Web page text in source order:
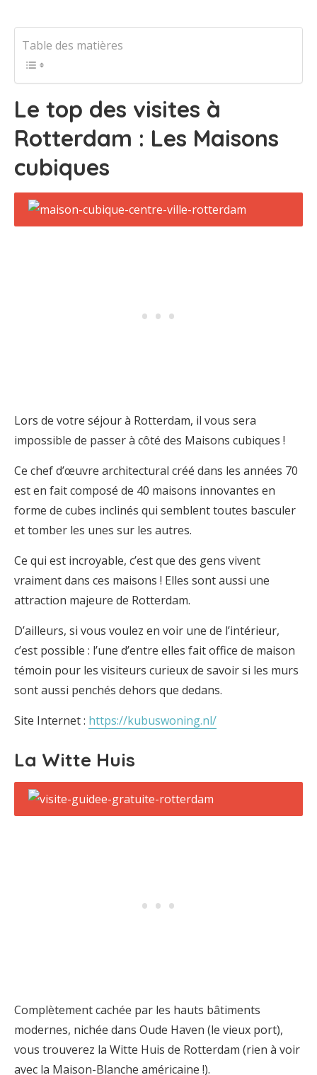
Table des matières
Le top des visites à
Rotterdam : Les Maisons
cubiques
Lors de votre séjour à Rotterdam, il vous sera
impossible de passer à côté des Maisons cubiques !
Ce chef d’œuvre architectural créé dans les années 70
est en fait composé de 40 maisons innovantes en
forme de cubes inclinés qui semblent toutes basculer
et tomber les unes sur les autres.
Ce qui est incroyable, c’est que des gens vivent
vraiment dans ces maisons ! Elles sont aussi une
attraction majeure de Rotterdam.
D’ailleurs, si vous voulez en voir une de l’intérieur,
c’est possible : l’une d’entre elles fait office de maison
témoin pour les visiteurs curieux de savoir si les murs
sont aussi penchés dehors que dedans.
Site Internet : https://kubuswoning.nl/
La Witte Huis
Complètement cachée par les hauts bâtiments
modernes, nichée dans Oude Haven (le vieux port),
vous trouverez la Witte Huis de Rotterdam (rien à voir
avec la Maison-Blanche américaine !).